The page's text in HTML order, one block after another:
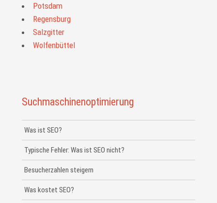
Potsdam
Regensburg
Salzgitter
Wolfenbüttel
Suchmaschinenoptimierung
Was ist SEO?
Typische Fehler: Was ist SEO nicht?
Besucherzahlen steigern
Was kostet SEO?